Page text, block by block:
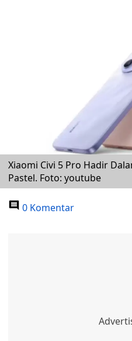
Xiaomi Civi 5 Pro Hadir
Pastel. Foto: youtube
0 Komentar